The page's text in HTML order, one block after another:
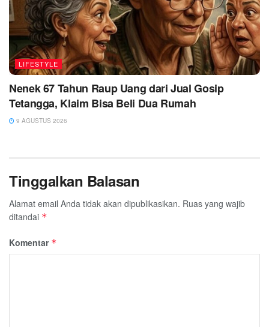
LIFESTYLE
Nenek 67 Tahun Raup Uang dari Jual Gosip
Tetangga, Klaim Bisa Beli Dua Rumah
9 AGUSTUS 2026
Tinggalkan Balasan
Alamat email Anda tidak akan dipublikasikan. Ruas yang wajib
ditandai *
Komentar *